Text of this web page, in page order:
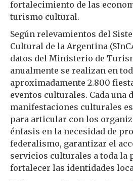
fortalecimiento de las
turismo cultural.
Según relevamientos del
Cultural de la Argentina
datos del Ministerio de
anualmente se realizan en
aproximadamente 2.800
eventos culturales. Cada una
manifestaciones culturales
para articular con los
énfasis en la necesidad de
federalismo, garantizar el
servicios culturales a toda la
fortalecer las identidades